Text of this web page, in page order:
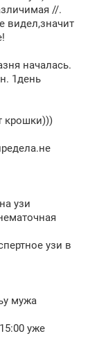
//.
видел,значит
началась.
1день
крошки)))
узи
узи в
у мужа
уже